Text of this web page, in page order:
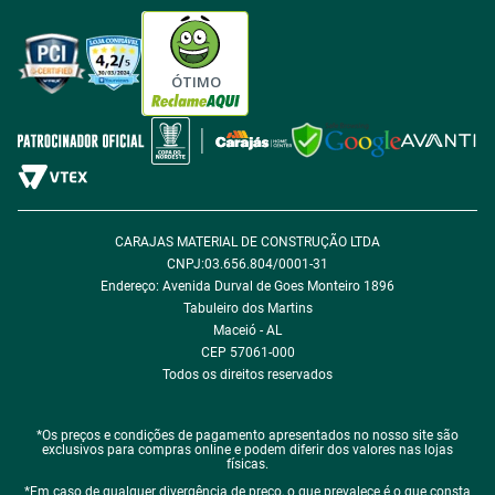
Política de Privacidade
Política de Cookie
Política de Desconto
Fale com encarregado de dados
ÓTIMO
CARAJAS MATERIAL DE CONSTRUÇÃO LTDA
CNPJ:03.656.804/0001-31
Endereço: Avenida Durval de Goes Monteiro 1896
Tabuleiro dos Martins
Maceió - AL
CEP 57061-000
Todos os direitos reservados
*Os preços e condições de pagamento apresentados no nosso site são
exclusivos para compras online e podem diferir dos valores nas lojas
físicas.
*Em caso de qualquer divergência de preço, o que prevalece é o que consta